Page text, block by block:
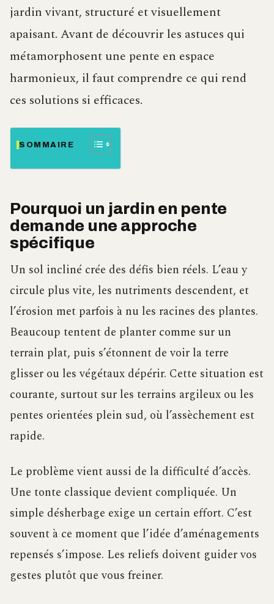
jardin vivant, structuré et visuellement
apaisant. Avant de découvrir les astuces qui
métamorphosent une pente en espace
harmonieux, il faut comprendre ce qui rend
ces solutions si efficaces.
SOMMAIRE
Pourquoi un jardin en pente
demande une approche
spécifique
Un sol incliné crée des défis bien réels. L’eau y
circule plus vite, les nutriments descendent, et
l’érosion met parfois à nu les racines des plantes.
Beaucoup tentent de planter comme sur un
terrain plat, puis s’étonnent de voir la terre
glisser ou les végétaux dépérir. Cette situation est
courante, surtout sur les terrains argileux ou les
pentes orientées plein sud, où l’assèchement est
rapide.
Le problème vient aussi de la difficulté d’accès.
Une tonte classique devient compliquée. Un
simple désherbage exige un certain effort. C’est
souvent à ce moment que l’idée d’aménagements
repensés s’impose. Les reliefs doivent guider vos
gestes plutôt que vous freiner.